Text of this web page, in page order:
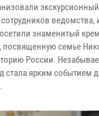
экскурсионный
ведомства,
знаменитый
посвященную семье
России.
стала ярким событием